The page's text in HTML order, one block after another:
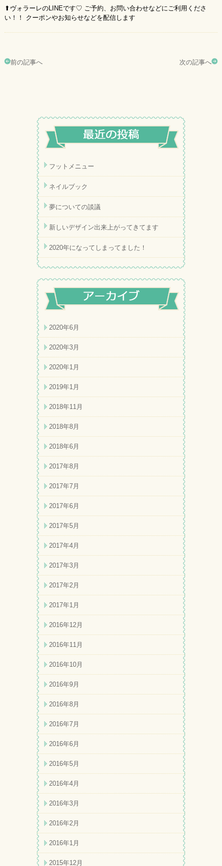
⬆︎ヴォラーレのLINEです♡ ご予約、お問い合わせなどにご利用くださ
い！！ クーポンやお知らせなどを配信します
前の記事へ 次の記事へ
フットメニュー
ネイルブック
夢についての談議
新しいデザイン出来上がってきてます
2020年になってしまってました！
2020年6月
2020年3月
2020年1月
2019年1月
2018年11月
2018年8月
2018年6月
2017年8月
2017年7月
2017年6月
2017年5月
2017年4月
2017年3月
2017年2月
2017年1月
2016年12月
2016年11月
2016年10月
2016年9月
2016年8月
2016年7月
2016年6月
2016年5月
2016年4月
2016年3月
2016年2月
2016年1月
2015年12月